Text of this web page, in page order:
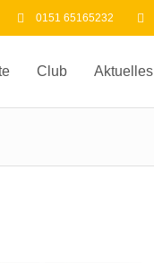
0151 65165232
Club Aktuelles